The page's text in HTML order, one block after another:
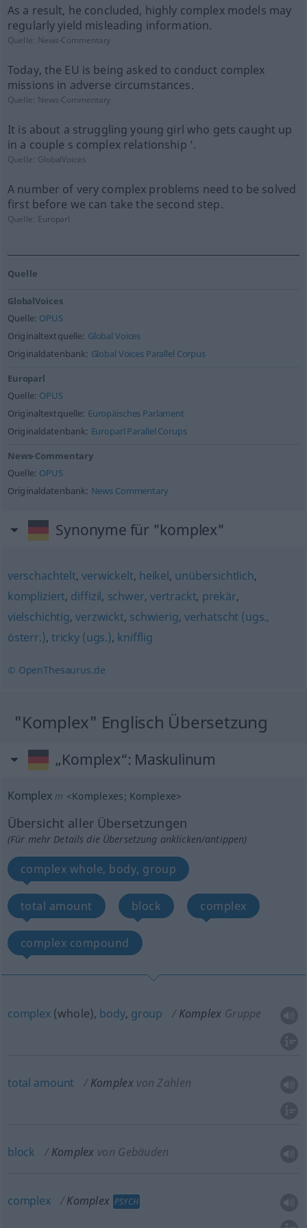
As a result, he concluded, highly complex models may
regularly yield misleading information.
Quelle: News-Commentary
Today, the EU is being asked to conduct complex
missions in adverse circumstances.
Quelle: News-Commentary
It is about a struggling young girl who gets caught up
in a couple s complex relationship ’.
Quelle: GlobalVoices
A number of very complex problems need to be solved
first before we can take the second step.
Quelle: Europarl
Quelle
GlobalVoices
Quelle: OPUS
Originaltextquelle: Global Voices
Originaldatenbank: Global Voices Parallel Corpus
Europarl
Quelle: OPUS
Originaltextquelle: Europäisches Parlament
Originaldatenbank: Europarl Parallel Corups
News-Commentary
Quelle: OPUS
Originaldatenbank: News Commentary
Synonyme für "komplex"
verschachtelt,verwickelt, heikel, unübersichtlich,
kompliziert, diffizil, schwer, vertrackt, prekär,
vielschichtig,verzwickt, schwierig, verhatscht (ugs.,
österr.), tricky (ugs.), knifflig
© OpenThesaurus.de
"Komplex" Englisch Übersetzung
„Komplex“: Maskulinum
Komplexm <Komplexes; Komplexe>
Übersicht aller Übersetzungen
(Für mehr Details die Übersetzung anklicken/antippen)
complex whole, body, group
total amount block complex
complex compound
complex(whole), body, group Komplex Gruppe
total amount Komplex von Zahlen
block Komplex von Gebäuden
complex Komplex PSYCH